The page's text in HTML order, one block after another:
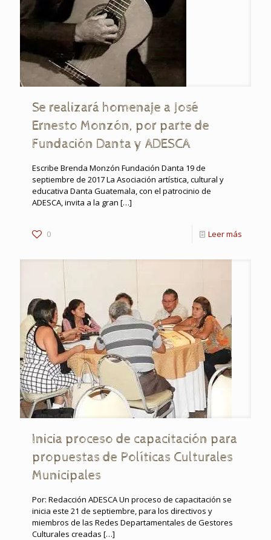
Se realizará homenaje a José
Ernesto Monzón, por parte de
Fundación Danta y ADESCA
Escribe Brenda Monzón Fundación Danta 19 de
septiembre de 2017 La Asociación artística, cultural y
educativa Danta Guatemala, con el patrocinio de
ADESCA, invita a la gran […]
0 Leer más
Inicia proceso de capacitación para
propuestas de Políticas Culturales
Municipales
Por: Redacción ADESCA Un proceso de capacitación se
inicia este 21 de septiembre, para los directivos y
miembros de las Redes Departamentales de Gestores
Culturales creadas […]